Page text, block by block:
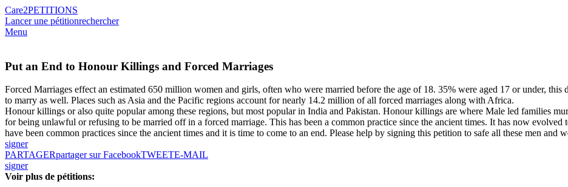
Care2PETITIONS
Lancer une pétitionrechercher
Menu
Put an End to Honour Killings and Forced Marriages
Forced Marriages effect an estimated 650 million women and girls, often who were married before the age of 18. 35% were aged 17 or under,
to marry as well. Places such as Asia and the Pacific regions account for nearly 14.2 million of all forced marriages along with Africa.
Honour killings or also quite popular among these regions, but most popular in India and Pakistan. Honour killings are where Male led families
for being unlawful or refusing to be married off in a forced marriage. This has been a common practice since the ancient times. It has now
have been common practices since the ancient times and it is time to come to an end. Please help by signing this petition to safe all these men and
signer
PARTAGERpartager sur FacebookTWEETE-MAIL
signer
Voir plus de pétitions: